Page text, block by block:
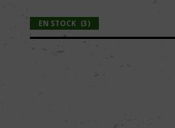
EN STOCK (3)